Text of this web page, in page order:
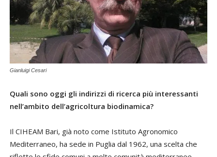
Gianluigi Cesari
Quali sono oggi gli indirizzi di ricerca più interessanti
nell’ambito dell’agricoltura biodinamica?
Il CIHEAM Bari, già noto come Istituto Agronomico
Mediterraneo, ha sede in Puglia dal 1962, una scelta che